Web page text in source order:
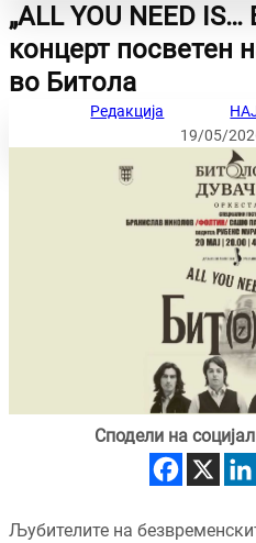
„ALL YOU NEED
концерт посветен
во Битола
Редакција
19/05/
Сподели на
Љубителите на